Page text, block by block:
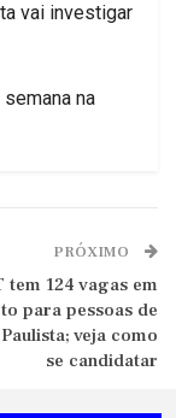
vai investigar
na
PRÓXIMO
tem 124 vagas em
para pessoas de
veja como
se candidatar